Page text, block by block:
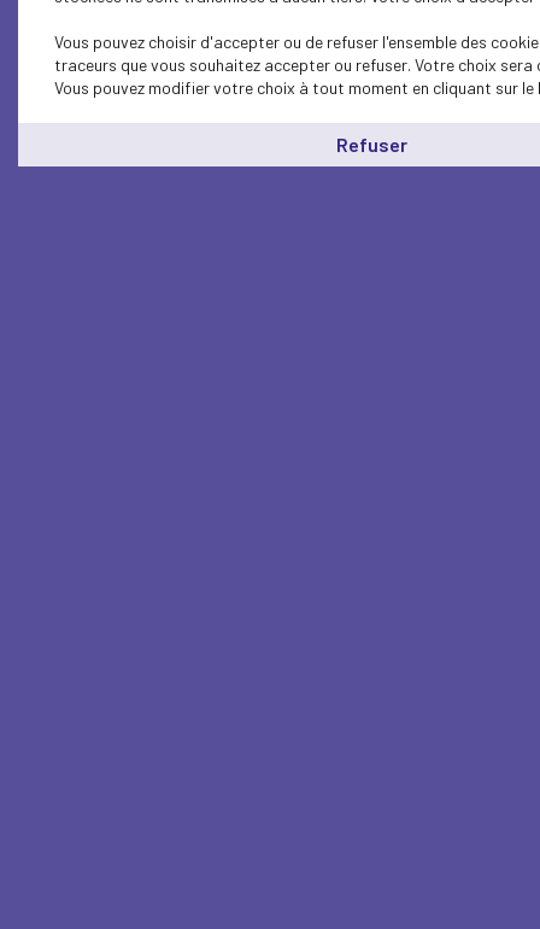
Vous pouvez choisir d'accepter ou de refuser l'ensemble des
traceurs que vous souhaitez accepter ou refuser. Votre choix
Vous pouvez modifier votre choix à tout moment en cliquant sur le
Refuser